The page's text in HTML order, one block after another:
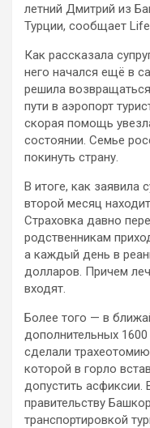
летний Дмитрий из
Турции, сообщает
Как рассказала
него начался ещё в
решила
пути в аэропорт
скорая помощь
состоянии. Семье
покинуть страну.
В итоге, как заявила
второй месяц
Страховка давно
родственникам
а каждый день в
долларов. Причем
входят.
Более того — в
дополнительных
сделали
которой в горло
допустить асфиксии.
правительству
транспортировкой